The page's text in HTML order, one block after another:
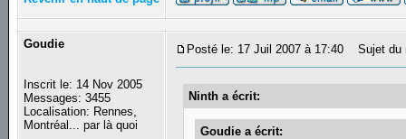
Goudie
Inscrit le: 14 Nov 2005
Messages: 3455
Localisation: Rennes,
Montréal... par là quoi
Posté le: 17 Juil 2007 à 17:40 Sujet du
Ninth a écrit:
Goudie a écrit: